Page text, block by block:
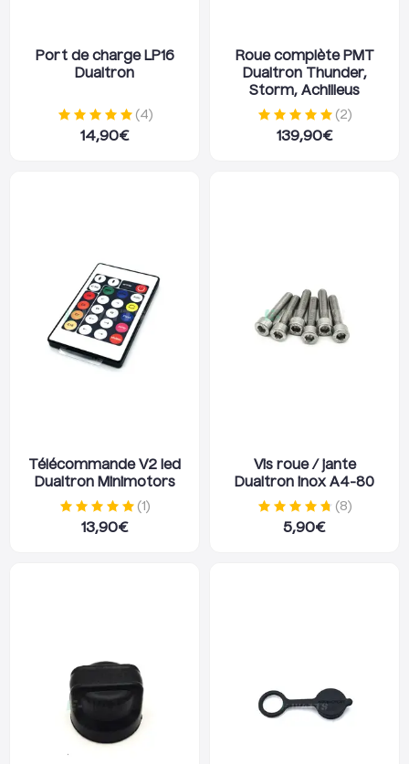
Port de charge LP16
Dualtron
(4)
14,90€
Roue complète PMT
Dualtron Thunder,
Storm, Achilleus
(2)
139,90€
Télécommande V2 led
Dualtron Minimotors
(1)
13,90€
Vis roue / jante
Dualtron inox A4-80
(8)
5,90€